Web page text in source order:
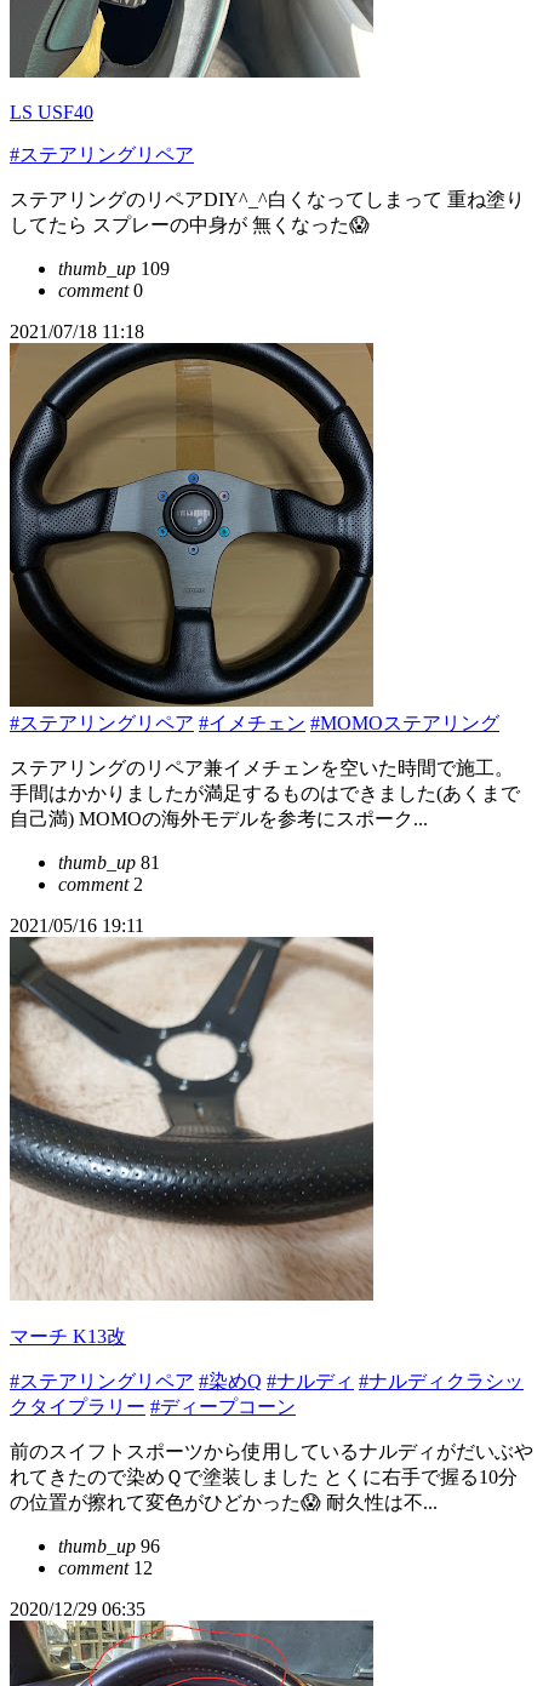
LS USF40
#ステアリングリペア
ステアリングのリペアDIY^_^白くなってしまって 重ね塗り
してたら スプレーの中身が 無くなった😱
thumb_up 109
comment0
2021/07/18 11:18
#ステアリングリペア #イメチェン #MOMOステアリング
ステアリングのリペア兼イメチェンを空いた時間で施工。
手間はかかりましたが満足するものはできました(あくまで
自己満) MOMOの海外モデルを参考にスポーク...
thumb_up 81
comment2
2021/05/16 19:11
マーチ K13改
#ステアリングリペア #染めQ #ナルディ #ナルディクラシッ
クタイプラリー #ディープコーン
前のスイフトスポーツから使用しているナルディがだいぶや
れてきたので染めＱで塗装しました とくに右手で握る10分
の位置が擦れて変色がひどかった😱 耐久性は不...
thumb_up 96
comment12
2020/12/29 06:35